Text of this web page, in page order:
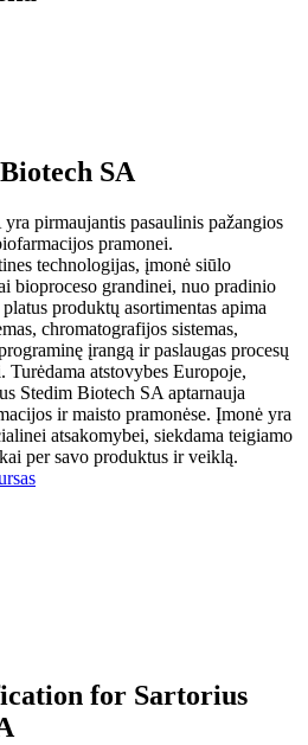
SA
pirmaujantis pasaulinis pažangios
pramonei.
technologijas, įmonė siūlo
bioproceso grandinei, nuo pradinio
produktų asortimentas apima
chromatografijos sistemas,
įrangą ir paslaugas procesų
atstovybes Europoje,
Stedim Biotech SA aptarnauja
ir maisto pramonėse. Įmonė yra
atsakomybei, siekdama teigiamo
per savo produktus ir veiklą.
for Sartorius